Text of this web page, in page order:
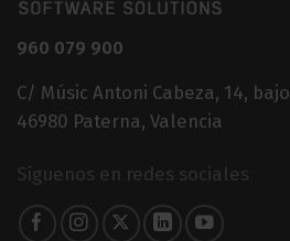
960 079 900
C/ Músic Antoni Cabeza, 14, bajo
46980 Paterna, Valencia
Síguenos en redes sociales